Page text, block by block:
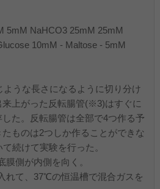
5mM NaHCO3 25mM 25mM
10mM - Maltose - 5mM
うな長さになるように切り分け
上がった反転腸管(※3)はすぐに
た。反転腸管は全部で4つ作る予
ものは2つしか作ることができな
続けて実験を行った。
側が内側を向く。
れて、37℃の恒温槽で混合ガスを